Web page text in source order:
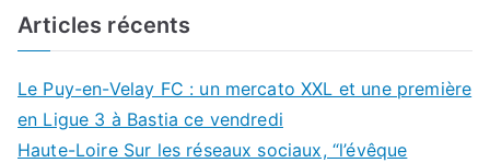
Articles récents
Le Puy-en-Velay FC : un mercato XXL et une première
en Ligue 3 à Bastia ce vendredi
Haute-Loire Sur les réseaux sociaux, “l’évêque